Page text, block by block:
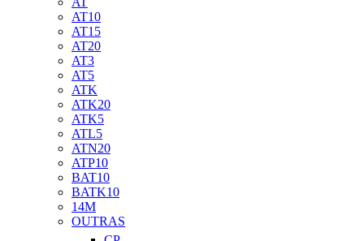
AT10
AT15
AT20
AT3
AT5
ATK
ATK20
ATK5
ATL5
ATN20
ATP10
BAT10
BATK10
14M
OUTRAS